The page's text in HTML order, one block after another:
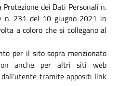
dei Dati Personali n.
n. 231 del 10 giugno 2021 in
a coloro che si collegano al
per il sito sopra menzionato
anche per altri siti web
tramite appositi link